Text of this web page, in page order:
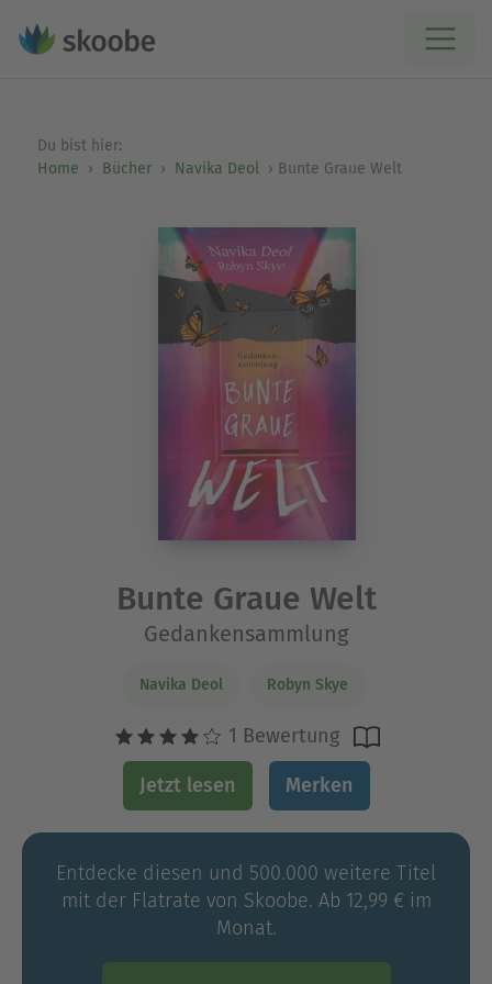
Du bist hier:
Home
Bücher Navika Deol Bunte Graue Welt
Bunte Graue Welt
Gedankensammlung
Navika Deol Robyn Skye
1 Bewertung
Jetzt lesen Merken
Entdecke diesen und 500.000 weitere Titel
mit der Flatrate von Skoobe. Ab 12,99 € im
Monat.